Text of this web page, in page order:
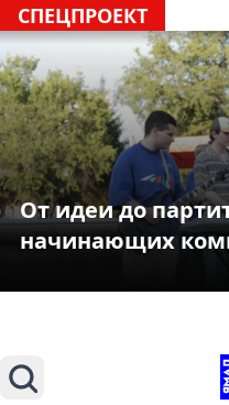
СПЕЦПРОЕКТ
От идеи до
начинающих
Поиск